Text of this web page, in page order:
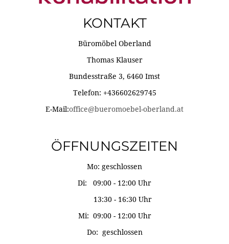
KONTAKT
Büromöbel Oberland
Thomas Klauser
Bundesstraße 3, 6460 Imst
Telefon: +436602629745
E-Mail:office@bueromoebel-oberland.at
ÖFFNUNGSZEITEN
Mo: geschlossen
Di: 09:00 - 12:00 Uhr
13:30 - 16:30 Uhr
Mi: 09:00 - 12:00 Uhr
Do: geschlossen